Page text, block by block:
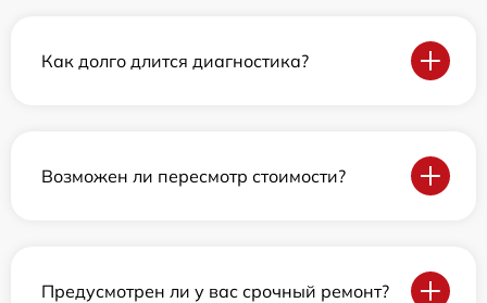
Как долго длится диагностика?
Возможен ли пересмотр стоимости?
Предусмотрен ли у вас срочный ремонт?